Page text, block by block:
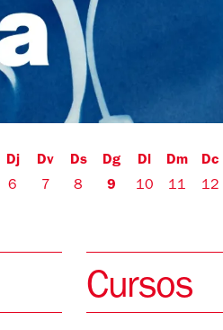
Dj
6
Dv
7
Ds
8
Dg
9
Dl
10
Dm
11
Dc
12
Cursos